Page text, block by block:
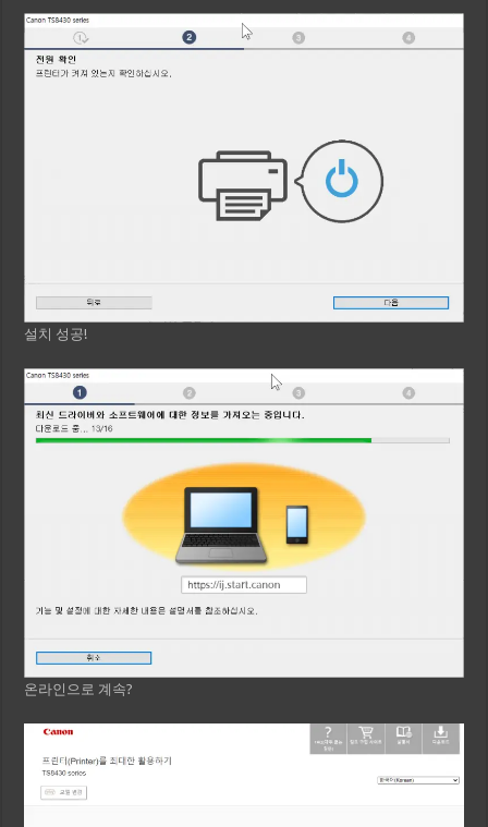
설치 성공!
온라인으로 계속?